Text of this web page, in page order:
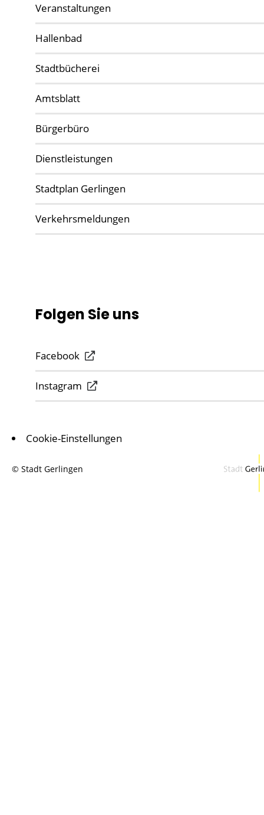
Veranstaltungen
Hallenbad
Stadtbücherei
Amtsblatt
Bürgerbüro
Dienstleistungen
Stadtplan Gerlingen
Verkehrsmeldungen
Folgen Sie uns
Facebook
Instagram
Cookie-Einstellungen
© Stadt Gerlingen